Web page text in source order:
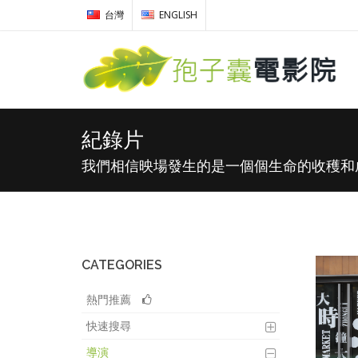
台灣 ENGLISH
紀錄片
我們相信映場發生的是一個個生命的收穫
CATEGORIES
熱門推薦
快速搜尋
導演